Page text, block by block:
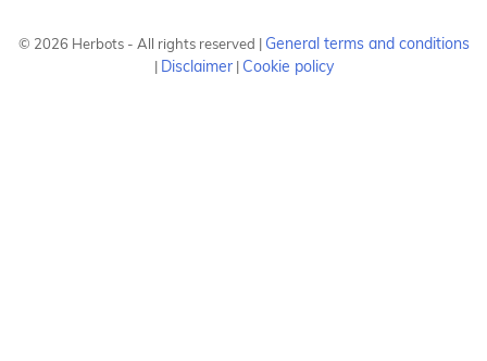
© 2026 Herbots - All rights reserved | General terms and conditions
| Disclaimer| Cookie policy